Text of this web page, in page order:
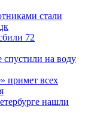
стали
72
на воду
примет всех
нашли